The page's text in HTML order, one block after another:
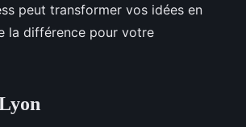
peut transformer vos idées en
la différence pour votre